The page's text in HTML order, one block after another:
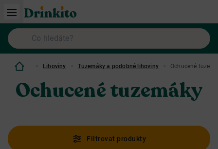
Lihoviny Tuzemáky a podobné lihoviny Ochucené
Ochucené tuzemáky
Filtrovat produkty